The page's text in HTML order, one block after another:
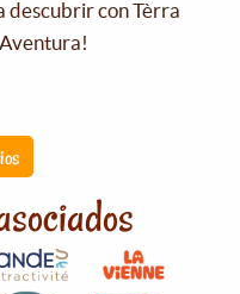
descubrir con Tèrra
Aventura!